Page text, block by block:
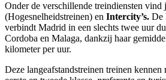
Onder de verschillende treindiensten
(Hogesnelheidstreinen) en Intercity’s. De
verbindt Madrid in een slechts twee uur
Cordoba en Malaga, dankzij haar
kilometer per uur.
Deze langeafstandstreinen treinen kennen